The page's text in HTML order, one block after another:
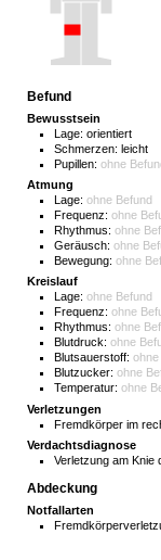
Befund
Bewusstsein
Lage: orientiert
Schmerzen: leicht
Pupillen: ohne
Atmung
Lage: ohne Befund
Frequenz: ohne
Rhythmus: ohne
Geräusch: ohne
Bewegung: ohne
Kreislauf
Lage: ohne Befund
Frequenz: ohne
Rhythmus: ohne
Blutdruck: ohne
Blutsauerstoff: ohne
Blutzucker: ohne
Temperatur: ohne
Verletzungen
Fremdkörper im
Verdachtsdiagnose
Verletzung am
Abdeckung
Notfallarten